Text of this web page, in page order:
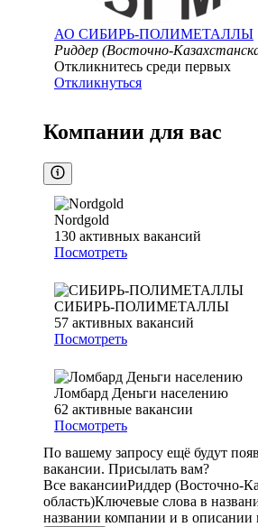
АО СИБИРЬ-ПОЛИМЕТАЛЛЫ
Риддер (Восточно-
Откликнитесь среди первых
Откликнуться
Компании для вас
Nordgold
130 активных вакансий
Посмотреть
СИБИРЬ-ПОЛИМЕТАЛЛЫ
57 активных вакансий
Посмотреть
Ломбард Деньги населению
62 активные вакансии
Посмотреть
По вашему запросу ещё будут
вакансии. Присылать вам?
Все вакансииРиддер (Восточно-
область)Ключевые слова в
названии компании и в описании